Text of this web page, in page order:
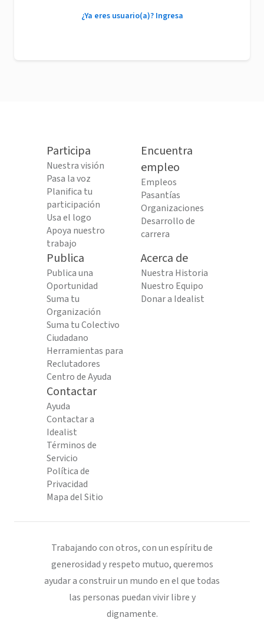
¿Ya eres usuario(a)? Ingresa
Participa
Nuestra visión
Pasa la voz
Planifica tu
participación
Usa el logo
Apoya nuestro
trabajo
Encuentra
empleo
Empleos
Pasantías
Organizaciones
Desarrollo de
carrera
Publica
Publica una
Oportunidad
Suma tu
Organización
Suma tu Colectivo
Ciudadano
Herramientas para
Reclutadores
Centro de Ayuda
Acerca de
Nuestra Historia
Nuestro Equipo
Donar a Idealist
Contactar
Ayuda
Contactar a
Idealist
Términos de
Servicio
Política de
Privacidad
Mapa del Sitio
Trabajando con otros, con un espíritu de
generosidad y respeto mutuo, queremos
ayudar a construir un mundo en el que todas
las personas puedan vivir libre y
dignamente.